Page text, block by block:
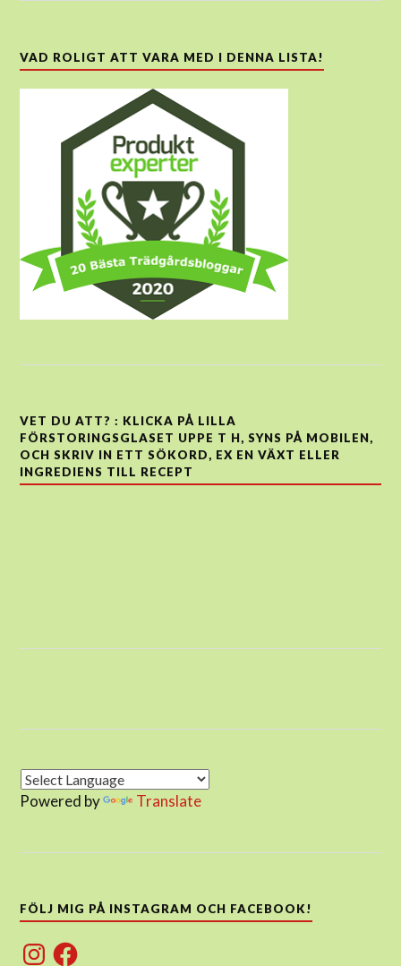
VAD ROLIGT ATT VARA MED I DENNA LISTA!
VET DU ATT? : KLICKA PÅ LILLA
FÖRSTORINGSGLASET UPPE T H, SYNS PÅ MOBILEN,
OCH SKRIV IN ETT SÖKORD, EX EN VÄXT ELLER
INGREDIENS TILL RECEPT
Powered by Translate
FÖLJ MIG PÅ INSTAGRAM OCH FACEBOOK!
InstagramFacebook